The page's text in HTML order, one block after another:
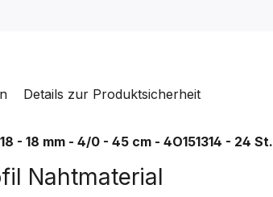
Details zur Produktsicherheit
- 18 mm - 4/0 - 45 cm - 4O151314 - 24 St.
Nahtmaterial